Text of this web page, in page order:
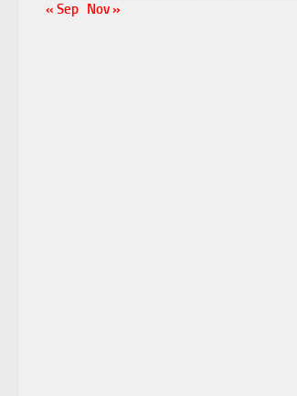
« Sep
Nov »